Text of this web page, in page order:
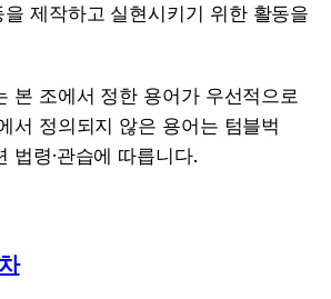
제작하고 실현시키기 위한 활동을
본 조에서 정한 용어가 우선적으로
서 정의되지 않은 용어는 텀블벅
법령·관습에 따릅니다.